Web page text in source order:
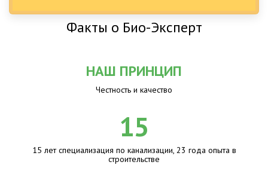
Факты о Био-Эксперт
НАШ ПРИНЦИП
Честность и качество
15
15 лет специализация по канализации, 23 года опыта в
строительстве